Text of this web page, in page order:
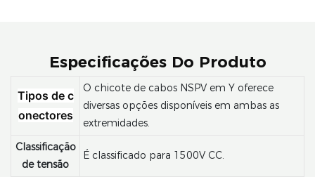
Especificações Do Produto
Tipos de c
onectores
O chicote de cabos NSPV em Y oferece
diversas opções disponíveis em ambas as
extremidades.
Classificação
de tensão
É classificado para 1500V CC.